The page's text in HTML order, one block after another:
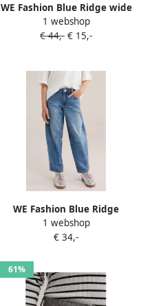
WE Fashion Blue Ridge wide
leg jeans medium blue
denim
1 webshop
€ 44,- € 15,-
WE Fashion Blue Ridge
barrel jeans medium blauw
1 webshop
€ 34,-
61%